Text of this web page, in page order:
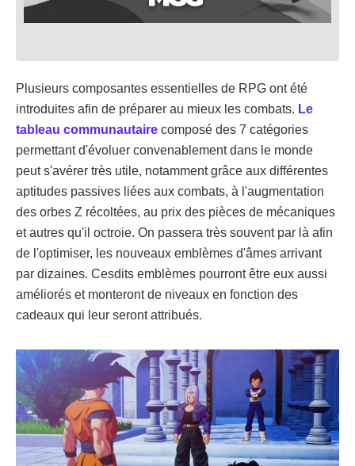
Plusieurs composantes essentielles de RPG ont été
introduites afin de préparer au mieux les combats. Le
tableau communautaire composé des 7 catégories
permettant d'évoluer convenablement dans le monde
peut s'avérer très utile, notamment grâce aux différentes
aptitudes passives liées aux combats, à l'augmentation
des orbes Z récoltées, au prix des pièces de mécaniques
et autres qu'il octroie. On passera très souvent par là afin
de l'optimiser, les nouveaux emblèmes d'âmes arrivant
par dizaines. Cesdits emblèmes pourront être eux aussi
améliorés et monteront de niveaux en fonction des
cadeaux qui leur seront attribués.